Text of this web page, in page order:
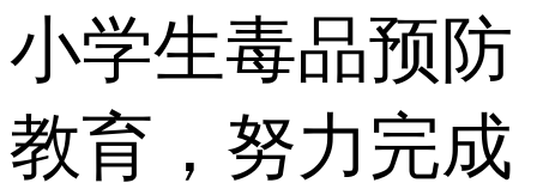
小学生毒品预防
教育，努力完成